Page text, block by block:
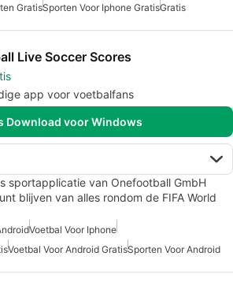
GratisSporten Voor Iphone GratisGratis
Live Soccer Scores
app voor voetbalfans
Download voor Windows
sportapplicatie van Onefootball GmbH
blijven van alles rondom de FIFA World
Voetbal Voor Iphone
Voetbal Voor Android GratisSporten Voor Android